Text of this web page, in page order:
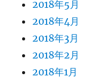
2018年5月
2018年4月
2018年3月
2018年2月
2018年1月